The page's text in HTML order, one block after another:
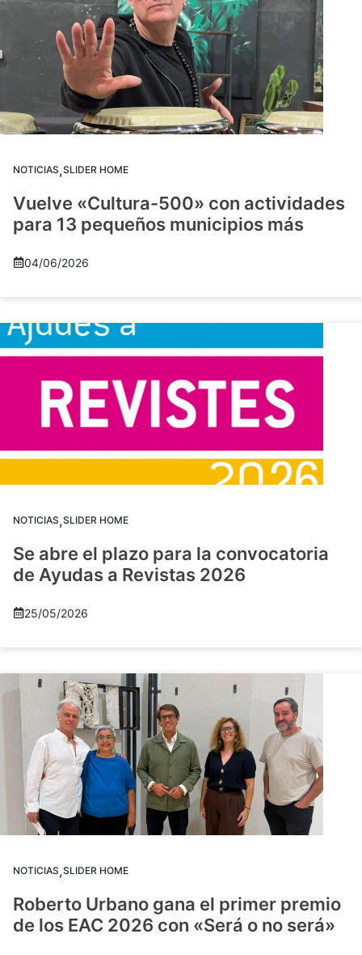
NOTICIAS,SLIDER HOME
Vuelve «Cultura-500» con actividades
para 13 pequeños municipios más
04/06/2026
NOTICIAS,SLIDER HOME
Se abre el plazo para la convocatoria
de Ayudas a Revistas 2026
25/05/2026
NOTICIAS,SLIDER HOME
Roberto Urbano gana el primer premio
de los EAC 2026 con «Será o no será»